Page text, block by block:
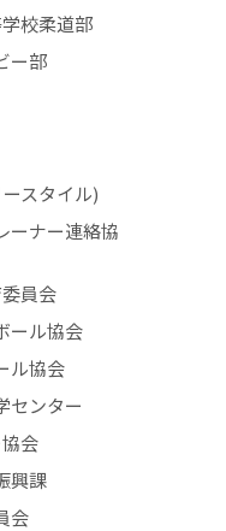
校柔道部
ー部
スタイル)
ーナー連絡協
員会
ール協会
ル協会
センター
会
興課
会